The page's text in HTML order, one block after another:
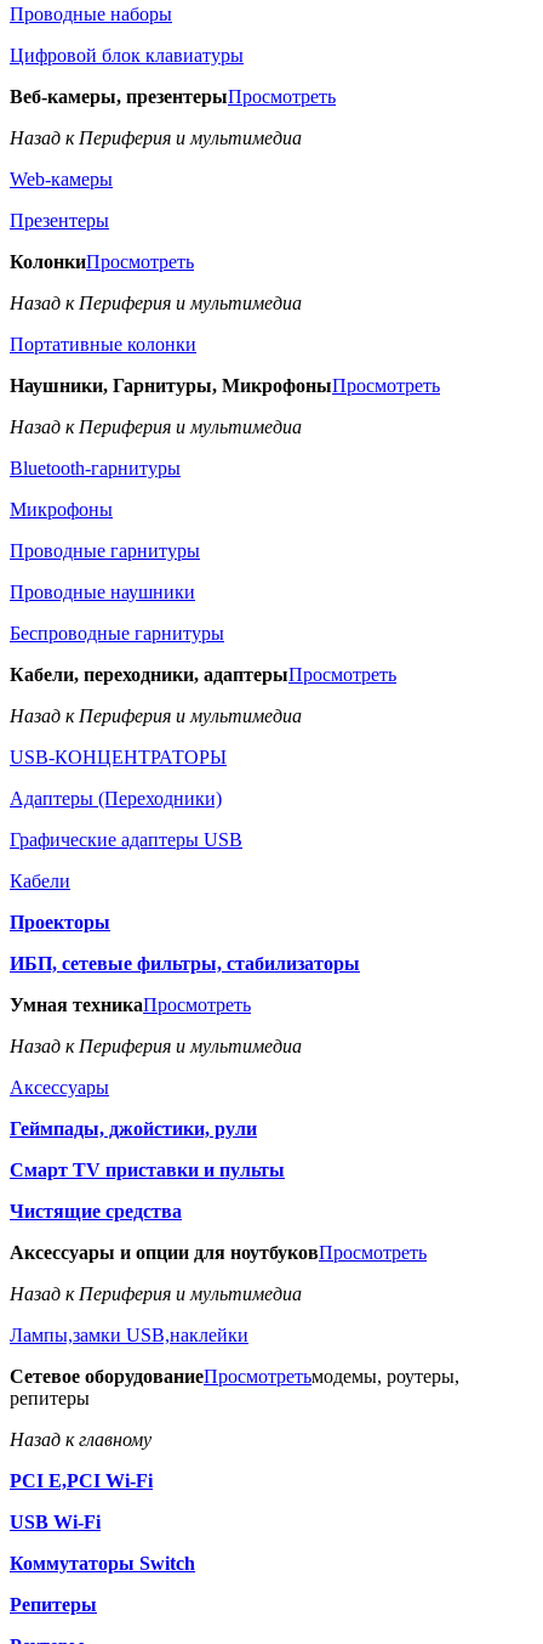
Проводные наборы
Цифровой блок клавиатуры
Веб-камеры, презентерыПросмотреть
Назад к Периферия и мультимедиа
Web-камеры
Презентеры
КолонкиПросмотреть
Назад к Периферия и мультимедиа
Портативные колонки
Наушники, Гарнитуры, МикрофоныПросмотреть
Назад к Периферия и мультимедиа
Bluetooth-гарнитуры
Микрофоны
Проводные гарнитуры
Проводные наушники
Беспроводные гарнитуры
Кабели, переходники, адаптерыПросмотреть
Назад к Периферия и мультимедиа
USB-КОНЦЕНТРАТОРЫ
Адаптеры (Переходники)
Графические адаптеры USB
Кабели
Проекторы
ИБП, сетевые фильтры, стабилизаторы
Умная техникаПросмотреть
Назад к Периферия и мультимедиа
Аксессуары
Геймпады, джойстики, рули
Смарт TV приставки и пульты
Чистящие средства
Аксессуары и опции для ноутбуковПросмотреть
Назад к Периферия и мультимедиа
Лампы,замки USB,наклейки
Сетевое оборудованиеПросмотретьмодемы, роутеры,
репитеры
Назад к главному
PCI E,PCI Wi-Fi
USB Wi-Fi
Коммутаторы Switch
Репитеры